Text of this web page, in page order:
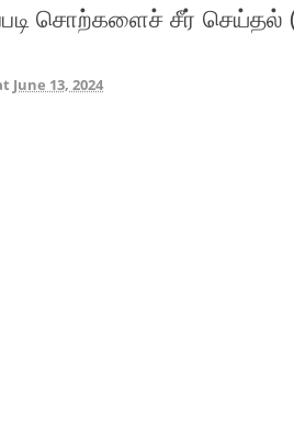
சொற்களைச் சீர் செய்தல்
June 13, 2024